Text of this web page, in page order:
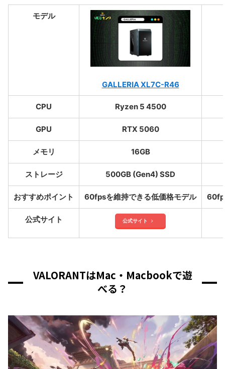
モデル
GALLERIA XL7C-R46
CPU Ryzen 5 4500
GPU RTX 5060
メモリ 16GB
ストレージ 500GB (Gen4) SSD
おすすめポイント 60fpsを維持できる低価格モデル
公式サイト 公式サイト
VALORANTはMac・Macbookで遊
べる？